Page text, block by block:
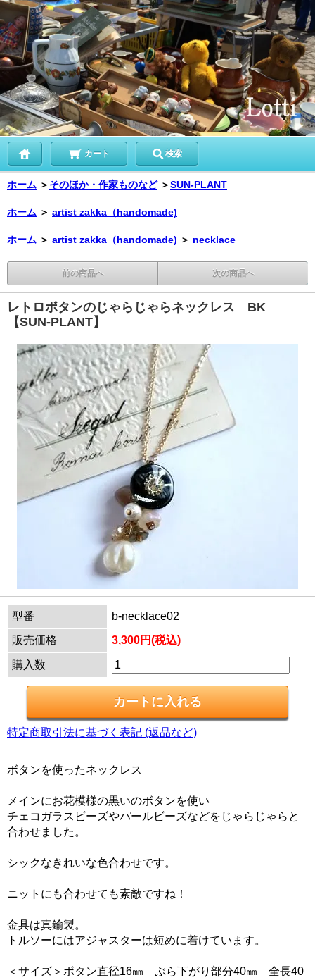
カート 検索
ホーム ＞ そのほか・作家ものなど ＞SUN-PLANT
ホーム ＞ artist zakka（handomade)
ホーム ＞ artist zakka（handomade) ＞ necklace
前の商品へ 次の商品へ
レトロボタンのじゃらじゃらネックレス BK
【SUN-PLANT】
型番
b-necklace02
販売価格
3,300円(税込)
購入数
特定商取引法に基づく表記 (返品など)
ボタンを使ったネックレス
メインにお花模様の黒いのボタンを使い
チェコガラスビーズやパールビーズなどをじゃらじゃらと
合わせました。
シックなきれいな色合わせです。
ニットにも合わせても素敵ですね！
金具は真鍮製。
トルソーにはアジャスターは短めに着けています。
＜サイズ＞ボタン直径16㎜ ぶら下がり部分40㎜ 全長40